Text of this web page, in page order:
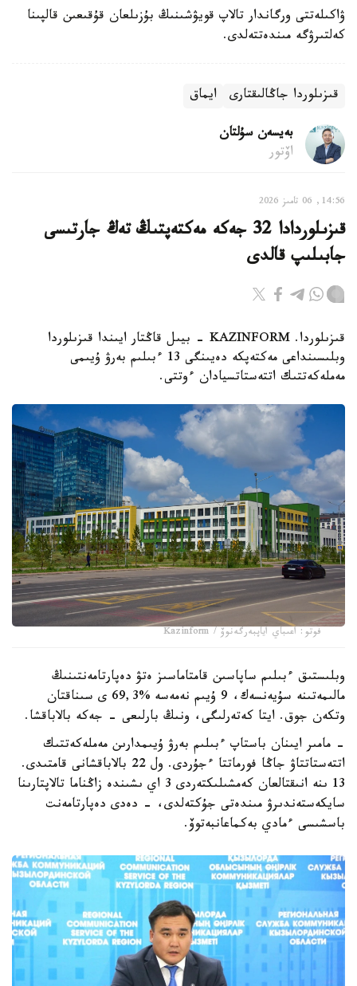
ۋاكىلەتتى ورگاندار تالاپ قويۋشىنىڭ بۇزىلعان قۇقىعىن قالپىنا
كەلتىرۋگە مىندەتتەلدى.
قىزىلوردا جاڭالىقتارى ايماق
بەيسەن سۇلتان
اۆتور
14:56, 06 تامىز 2026
قىزىلوردادا 32 جەكە مەكتەپتىڭ تەڭ جارتىسى
جابىلىپ قالدى
قىزىلوردا. KAZINFORM - بيىل قاڭتار ايىندا قىزىلوردا
وبلىسىنداعى مەكتەپكە دەيىنگى 13 ءبىلىم بەرۋ ۇيىمى
مەملەكەتتىك اتتەستاتسيادان ءوتتى.
فوتو: اعىباي اياپبەرگەنوۆ / Kazinform
وبلىستىق ءبىلىم ساپاسىن قامتاماسىز ەتۋ دەپارتامەنتىنىڭ
مالىمەتىنە سۇيەنسەك، 9 ۇيىم نەمەسە %69,3 ى سىناقتان
وتكەن جوق. ايتا كەتەرلىگى، ونىڭ بارلىعى - جەكە بالاباقشا.
- مامىر ايىنان باستاپ ءبىلىم بەرۋ ۇيىمدارىن مەملەكەتتىك
اتتەستاتتاۋ جاڭا فورماتتا ءجۇردى. ول 22 بالاباقشانى قامتىدى.
13 ىنە انىقتالعان كەمشىلىكتەردى 3 اي ىشىندە زاڭناما تالاپتارىنا
سايكەستەندىرۋ مىندەتى جۇكتەلدى، - دەدى دەپارتامەنت
باسشىسى ءمادي بەكماعانبەتوۆ.